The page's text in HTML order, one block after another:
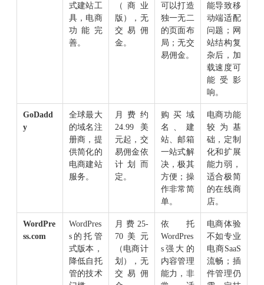
式建站工
具，电商
功能完
善。
（商业
版），无
交易佣
金。
可以打造
独一无二
的页面布
局；无交
易佣金。
能导致移
动端适配
问题；网
站结构复
杂后，加
载速度可
能受影
响。
GoDadd
y
全球最大
的域名注
册商，提
供简化的
电商建站
服务。
月费约
24.99美
元起，交
易佣金依
计划而
定。
购买域
名、建
站、邮箱
一站式解
决，极其
方便；操
作非常简
单。
电商功能
较为基
础，定制
化和扩展
能力弱，
适合极简
的在线商
店。
WordPre
ss.com
WordPres
s的托管
式版本，
降低自托
管的技术
月费25-
70美元
（电商计
划），无
交易佣
依托
WordPres
s强大的
内容管理
能力，非
电商体验
不如专业
电商SaaS
流畅；插
件管理仍